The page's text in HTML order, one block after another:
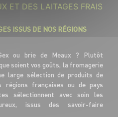
ET DES LAITAGES FRAIS
ISSUS DE NOS RÉGIONS
ou brie de Meaux ? Plutôt
soient vos goûts, la fromagerie
large sélection de produits de
régions françaises ou de pays
sélectionnent avec soin les
issus des savoir-faire